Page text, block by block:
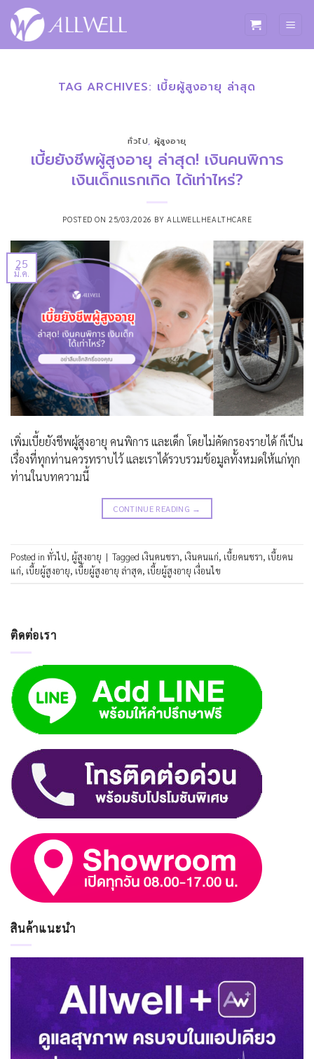
ข้าม
ไป
TAG ARCHIVES: เบี้ยผู้สูงอายุ ล่าสุด
ทั่วไป, ผู้สูงอายุ
เบี้ยยังชีพผู้สูงอายุ ล่าสุด! เงินคนพิการ
เงินเด็กแรกเกิด ได้เท่าไหร่?
POSTED ON25/03/2026 BY ALLWELLHEALTHCARE
25
มี.ค.
เพิ่มเบี้ยยังชีพผู้สูงอายุ คนพิการ และเด็ก โดยไม่คัดกรองรายได้ ก็เป็น
เรื่องที่ทุกท่านควรทราบไว้ และเราได้รวบรวมข้อมูลทั้งหมดให้แก่ทุก
ท่านในบทความนี้
CONTINUE READING →
Posted in ทั่วไป, ผู้สูงอายุ | Tagged เงินคนชรา, เงินคนแก่, เบี้ยคนชรา, เบี้ยคน
แก่, เบี้ยผู้สูงอายุ, เบี้ยผู้สูงอายุ ล่าสุด, เบี้ยผู้สูงอายุ เงื่อนไข
ติดต่อเรา
สินค้าแนะนำ